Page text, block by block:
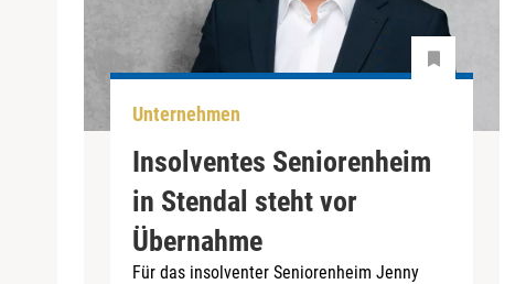
Unternehmen
Insolventes Seniorenheim
in Stendal steht vor
Übernahme
Für das insolventer Seniorenheim Jenny